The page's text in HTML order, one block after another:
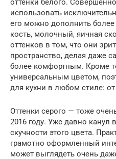
оттенки белого.
использовать
его можно дополнить
кость, молочный, яичная
оттенков в том, что они
пространство, делая даже
более комфортным. Кроме
универсальным цветом,
для кухни в любом стиле: от
Оттенки серого — тоже
2016 году. Уже давно канул
скучности этого цвета.
грамотно оформленный
может выглядеть очень